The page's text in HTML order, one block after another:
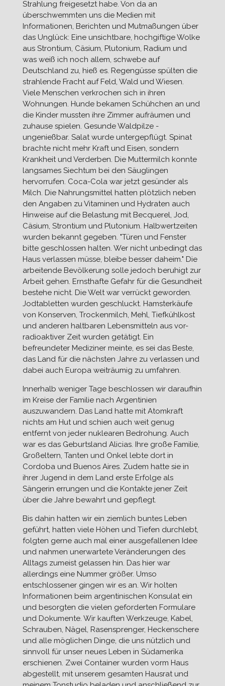
Strahlung freigesetzt habe. Von da an
überschwemmten uns die Medien mit
Informationen, Berichten und Mutmaßungen über
das Unglück: Eine unsichtbare, hochgiftige Wolke
aus Strontium, Cäsium, Plutonium, Radium und
was weiß ich noch allem, schwebe auf
Deutschland zu, hieß es. Regengüsse spülten die
strahlende Fracht auf Feld, Wald und Wiesen.
Viele Menschen verkrochen sich in ihren
Wohnungen. Hunde bekamen Schühchen an und
die Kinder mussten ihre Zimmer aufräumen und
zuhause spielen. Gesunde Waldpilze -
ungenießbar. Salat wurde untergepflügt. Spinat
brachte nicht mehr Kraft und Eisen, sondern
Krankheit und Verderben. Die Muttermilch konnte
langsames Siechtum bei den Säuglingen
hervorrufen. Coca-Cola war jetzt gesünder als
Milch. Die Nahrungsmittel hatten plötzlich neben
den Angaben zu Vitaminen und Hydraten auch
Hinweise auf die Belastung mit Becquerel, Jod,
Cäsium, Strontium und Plutonium. Halbwertzeiten
wurden bekannt gegeben. "Türen und Fenster
bitte geschlossen halten. Wer nicht unbedingt das
Haus verlassen müsse, bleibe besser daheim." Die
arbeitende Bevölkerung solle jedoch beruhigt zur
Arbeit gehen. Ernsthafte Gefahr für die Gesundheit
bestehe nicht. Die Welt war verrückt geworden.
Jodtabletten wurden geschluckt. Hamsterkäufe
von Konserven, Trockenmilch, Mehl, Tiefkühlkost
und anderen haltbaren Lebensmitteln aus vor-
radioaktiver Zeit wurden getätigt. Ein
befreundeter Mediziner meinte, es sei das Beste,
das Land für die nächsten Jahre zu verlassen und
dabei auch Europa weiträumig zu umfahren.
Innerhalb weniger Tage beschlossen wir daraufhin
im Kreise der Familie nach Argentinien
auszuwandern. Das Land hatte mit Atomkraft
nichts am Hut und schien auch weit genug
entfernt von jeder nuklearen Bedrohung. Auch
war es das Geburtsland Alicias. Ihre große Familie,
Großeltern, Tanten und Onkel lebte dort in
Cordoba und Buenos Aires. Zudem hatte sie in
ihrer Jugend in dem Land erste Erfolge als
Sängerin errungen und die Kontakte jener Zeit
über die Jahre bewahrt und gepflegt.
Bis dahin hatten wir ein ziemlich buntes Leben
geführt, hatten viele Höhen und Tiefen durchlebt,
folgten gerne auch mal einer ausgefallenen Idee
und nahmen unerwartete Veränderungen des
Alltags zumeist gelassen hin. Das hier war
allerdings eine Nummer größer. Umso
entschlossener gingen wir es an. Wir holten
Informationen beim argentinischen Konsulat ein
und besorgten die vielen geforderten Formulare
und Dokumente. Wir kauften Werkzeuge, Kabel,
Schrauben, Nägel, Rasensprenger, Heckenschere
und alle möglichen Dinge, die uns nützlich und
sinnvoll für unser neues Leben in Südamerika
erschienen. Zwei Container wurden vorm Haus
abgestellt, mit unserem gesamten Hausrat und